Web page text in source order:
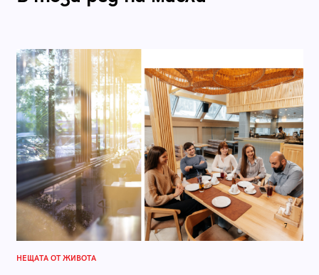
НЕЩАТА ОТ ЖИВОТА